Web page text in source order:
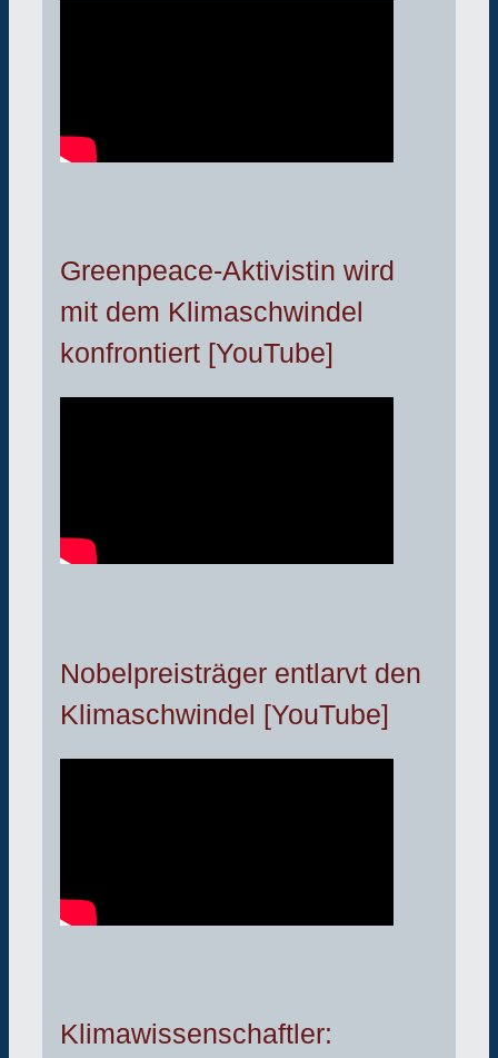
Greenpeace-Aktivistin wird
mit dem Klimaschwindel
konfrontiert [YouTube]
Nobelpreisträger entlarvt den
Klimaschwindel [YouTube]
Klimawissenschaftler: